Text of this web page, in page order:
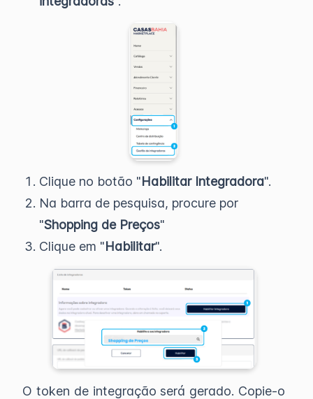
Clique no botão "Habilitar Integradora".
Na barra de pesquisa, procure por
"Shopping de Preços"
Clique em "Habilitar".
O token de integração será gerado. Copie-o